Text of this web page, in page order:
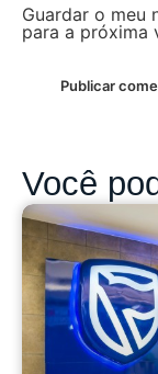
Guardar o meu
para a próxima
Você